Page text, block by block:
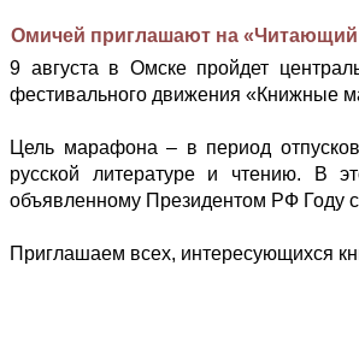
Омичей приглашают на «Читающий
9 августа в Омске пройдет
фестивального движения «Книжные
Цель марафона – в период
русской литературе и чтению. В
объявленному Президентом РФ Году
Приглашаем всех, интересующихся